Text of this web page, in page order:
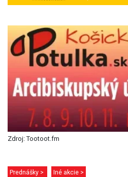
Zdroj: Tootoot.fm
Prednášky > Iné akcie >